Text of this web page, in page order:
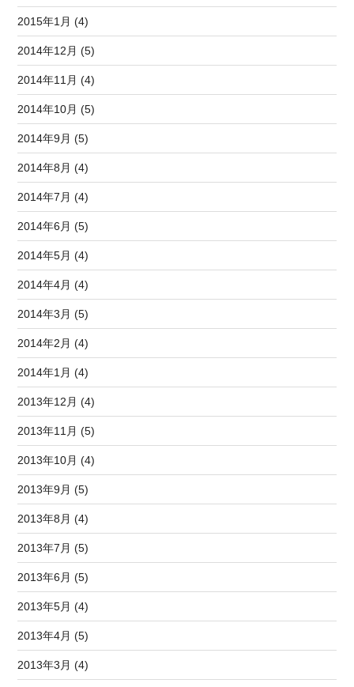
2015年1月 (4)
2014年12月 (5)
2014年11月 (4)
2014年10月 (5)
2014年9月 (5)
2014年8月 (4)
2014年7月 (4)
2014年6月 (5)
2014年5月 (4)
2014年4月 (4)
2014年3月 (5)
2014年2月 (4)
2014年1月 (4)
2013年12月 (4)
2013年11月 (5)
2013年10月 (4)
2013年9月 (5)
2013年8月 (4)
2013年7月 (5)
2013年6月 (5)
2013年5月 (4)
2013年4月 (5)
2013年3月 (4)